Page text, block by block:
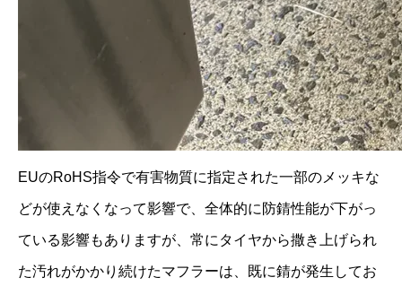
EUのRoHS指令で有害物質に指定された一部のメッキな
どが使えなくなって影響で、全体的に防錆性能が下がっ
ている影響もありますが、常にタイヤから撒き上げられ
た汚れがかかり続けたマフラーは、既に錆が発生してお